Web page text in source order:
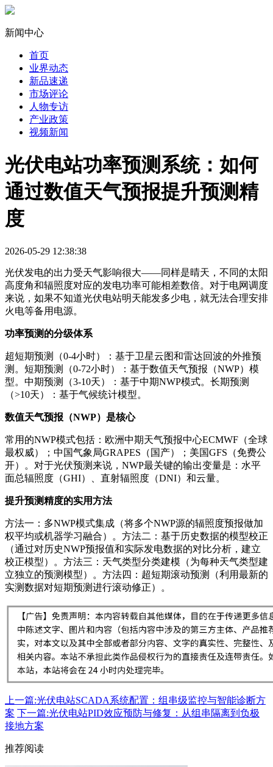
新闻中心
首页
业界动态
新品速递
市场评论
人物专访
产业政策
视频新闻
光伏电站功率预测系统：如何
通过数值天气预报提升预测精
度
2026-05-29 12:38:38
光伏发电的出力受天气影响很大——同样是晴天，不同的太阳
高度角和辐照度对应的发电功率可能相差数倍。对于电网调度
来说，如果不知道光伏电站明天能发多少电，就无法合理安排
火电等备用电源。
功率预测的分级体系
超短期预测（0-4小时）：基于卫星云图和雷达回波的外推预
测。短期预测（0-72小时）：基于数值天气预报（NWP）模
型。中期预测（3-10天）：基于中期NWP模式。长期预测
（>10天）：基于气候统计模型。
数值天气预报（NWP）是核心
常用的NWP模式包括：欧洲中期天气预报中心ECMWF（全球
最权威）；中国气象局GRAPES（国产）；美国GFS（免费公
开）。对于光伏预测来说，NWP最关键的输出变量是：水平
面总辐照度（GHI）、直射辐照度（DNI）和云量。
提升预测精度的实用方法
方法一：多NWP模式集成（将多个NWP源的辐照度预报做加
权平均或机器学习融合）。方法二：基于历史数据的模型校正
（通过对历史NWP预报值和实际发电数据的对比分析，建立
校正模型）。方法三：天气类型分类建模（为每种天气类型建
立独立的预测模型）。方法四：超短期滚动预测（利用最新的
实测数据对短期预测进行滚动修正）。
上一篇:光伏电站SCADA系统配置：组串级监控与智能诊断方
案 下一篇:光伏电站PID效应预防与修复：从组串隔离到负极
接地方案
推荐阅读